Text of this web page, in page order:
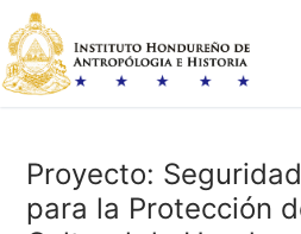
al
contenido
Proyecto:
para la Protección